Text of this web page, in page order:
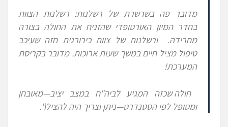
מדובר פה בשרשרת של רשלנות: רשלנות הצוות
בחדר המיון האורטופדי שהזניח את החולה בצורה
מחרידה. ורשלנות של צוות כירורגית חזה שעיכב
טיפול מציל חיים במשך שעות ארוכות. מדובר בקריסת
המערכת!
חולה שכזה המגיע לביה"ח במצב יציב—מאובחן
ומטופל לפי הסטנדרט—ניתן וצריך היה להצילו".